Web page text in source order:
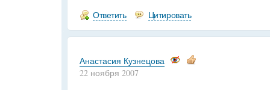
Ответить Цитировать
Анастасия Кузнецова
22 ноября 2007